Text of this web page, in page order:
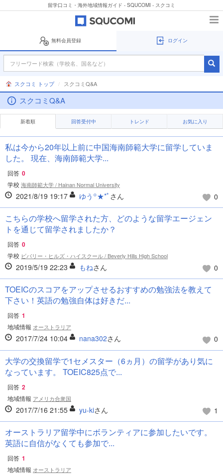
留学口コミ・海外地域情報ガイド - SQUCOMI - スクコミ
無料会員登録 ログイン
スクコミ トップ スクコミQ&A
スクコミQ&A
新着順 回答受付中 トレンド お気に入り
私は今から20年以上前に中国海南師範大学に留学していま
した。 現在、海南師範大学...
回答 0
学校海南師範大学 / Hainan Normal University
2021/8/19 19:17 ゆう꙳★*ﾟ さん 0
こちらの学校へ留学された方、どのような留学エージェン
トを通じて留学されましたか？
回答 0
学校 ビバリー・ヒルズ・ハイスクール / Beverly Hills High School
2019/5/19 22:23 もねさん 0
TOEICのスコアをアップさせるおすすめの勉強法を教えて
下さい！英語の勉強自体は好きだ...
回答 1
地域情報 オーストラリア
2017/7/24 10:04 nana302さん 0
大学の交換留学で1セメスター（6ヵ月）の留学があり気に
なっています。 TOEIC825点で...
回答 2
地域情報 アメリカ合衆国
2017/7/16 21:55 yu-kiさん 1
オーストラリア留学中にボランティアに参加したいです。
英語に自信がなくても参加で...
回答 1
地域情報 オーストラリア